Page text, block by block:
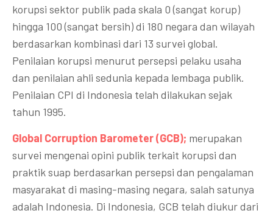
korupsi sektor publik pada skala 0 (sangat korup)
hingga 100 (sangat bersih) di 180 negara dan wilayah
berdasarkan kombinasi dari 13 survei global.
Penilaian korupsi menurut persepsi pelaku usaha
dan penilaian ahli sedunia kepada lembaga publik.
Penilaian CPI di Indonesia telah dilakukan sejak
tahun 1995.
Global Corruption Barometer (GCB); merupakan
survei mengenai opini publik terkait korupsi dan
praktik suap berdasarkan persepsi dan pengalaman
masyarakat di masing-masing negara, salah satunya
adalah Indonesia. Di Indonesia, GCB telah diukur dari